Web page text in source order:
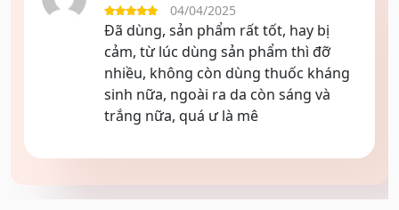
Được xếp
hạng55 sao
04/04/2025
Đã dùng, sản phẩm rất tốt, hay bị
cảm, từ lúc dùng sản phẩm thì đỡ
nhiều, không còn dùng thuốc kháng
sinh nữa, ngoài ra da còn sáng và
trắng nữa, quá ư là mê